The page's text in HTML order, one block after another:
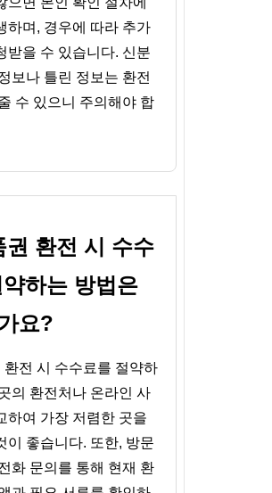
하며, 경우에 따라 추가
받을 수 있습니다. 신분
보나 틀린 정보는 환전
수 있으니 주의해야 합
권 환전 시 수수
하는 방법은
요?
환전 시 수수료를 절약하
의 환전처나 온라인 사
하여 가장 저렴한 곳을
이 좋습니다. 또한, 방문
화 문의를 통해 현재 환